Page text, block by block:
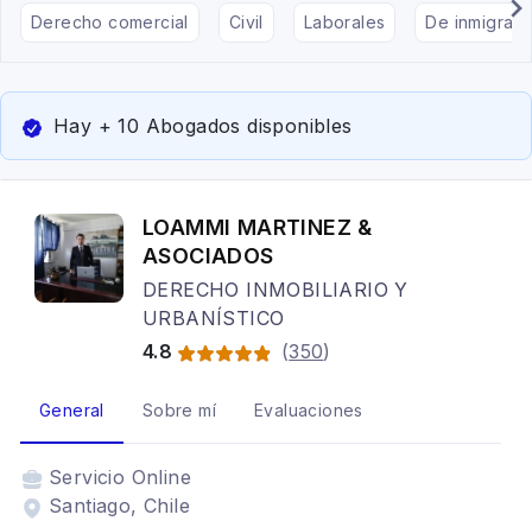
Derecho comercial Civil Laborales De
Hay + 10 Abogados disponibles
LOAMMI MARTINEZ &
ASOCIADOS
DERECHO INMOBILIARIO Y
URBANÍSTICO
4.8
(350)
General Sobre mí Evaluaciones
Servicio Online
Santiago, Chile